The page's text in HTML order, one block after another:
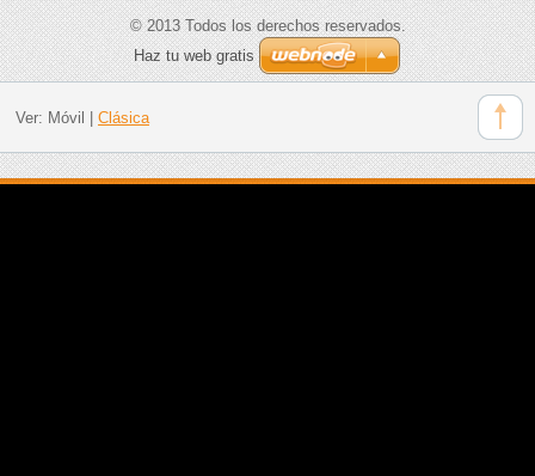
© 2013 Todos los derechos reservados.
Haz tu web gratis
Ver: Móvil Clásica